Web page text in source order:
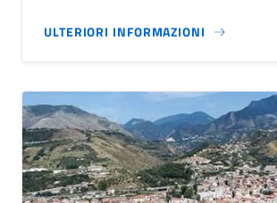
ULTERIORI INFORMAZIONI